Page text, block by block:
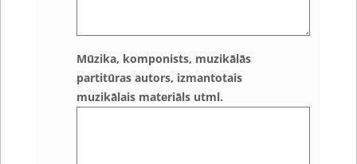
Mūzika, komponists, muzikālās
partitūras autors, izmantotais
muzikālais materiāls utml.